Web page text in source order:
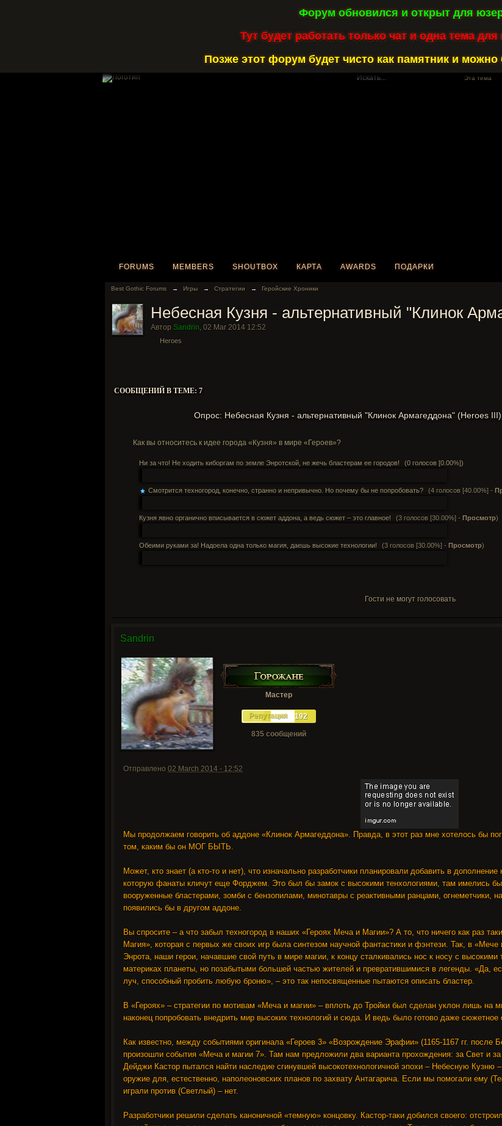
Форум обновился и открыт для
Тут будет работать только чат и одна тема для
Позже этот форум будет чисто как памятник и можно
Эта тема
FORUMS MEMBERS SHOUTBOX КАРТА AWARDS ПОДАРКИ
Best Gothic Forums → Игры → Стратегии → Геройские Хроники
Небесная Кузня - альтернативный "Клинок
Автор Sandrin, 02 Mar 2014 12:52
Heroes
СООБЩЕНИЙ В ТЕМЕ: 7
Опрос: Небесная Кузня - альтернативный "Клинок Армагеддона" (Heroes III)
Как вы относитесь к идее города «Кузня» в мире «Героев»?
Ни за что! Не ходить киборгам по земле Энротской, не жечь бластерам ее городов! (0 голосов [0.00%])
Смотрится техногород, конечно, странно и непривычно. Но почему бы не попробовать? (4 голосов [40.00%] -
Кузня явно органично вписывается в сюжет аддона, а ведь сюжет – это главное! (3 голосов [30.00%] - Просмотр)
Обеими руками за! Надоела одна только магия, даешь высокие технологии! (3 голосов [30.00%] - Просмотр)
Гости не могут голосовать
Sandrin
Мастер
Репутация 192
835 сообщений
Отправлено 02 March 2014 - 12:52
Мы продолжаем говорить об аддоне «Клинок Армагеддона». Правда, в этот раз мне хотелось бы
том, каким бы он МОГ БЫТЬ.
Может, кто знает (а кто-то и нет), что изначально разработчики планировали добавить в
которую фанаты кличут еще Форджем. Это был бы замок с высокими тенхологиями, там имелись бы
вооруженные бластерами, зомби с бензопилами, минотавры с реактивными ранцами, огнеметчики,
появились бы в другом аддоне.
Вы спросите – а что забыл техногород в наших «Героях Меча и Магии»? А то, что ничего как раз
Магия», которая с первых же своих игр была синтезом научной фантастики и фэнтези. Так, в
Энрота, наши герои, начавшие свой путь в мире магии, к концу сталкивались нос к носу с
материках планеты, но позабытыми большей частью жителей и превратившимися в легенды. «Да,
луч, способный пробить любую броню», – это так непосвященные пытаются описать бластер.
В «Героях» – стратегии по мотивам «Меча и магии» – вплоть до Тройки был сделан уклон лишь на
наконец попробовать внедрить мир высоких технологий и сюда. И ведь было готово даже сюжетное
Как известно, между событиями оригинала «Героев 3» «Возрождение Эрафии» (1165-1167 гг. после
произошли события «Меча и магии 7». Там нам предложили два варианта прохождения: за Свет и
Дейджи Кастор пытался найти наследие сгинувшей высокотехнологичной эпохи – Небесную Кузню
оружие для, естественно, наполеоновских планов по захвату Антагарича. Если мы помогали ему
играли против (Светлый) – нет.
Разработчики решили сделать каноничной «темную» концовку. Кастор-таки добился своего: